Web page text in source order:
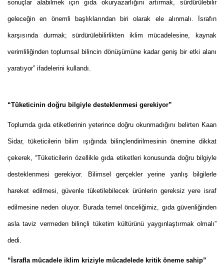
sonuçlar alabilmek için gıda okuryazarlığını artırmak, sürdürülebilir
geleceğin en önemli başlıklarından biri olarak ele alınmalı. İsrafın
karşısında durmak; sürdürülebilirlikten iklim mücadelesine, kaynak
verimliliğinden toplumsal bilincin dönüşümüne kadar geniş bir etki alanı
yaratıyor” ifadelerini kullandı.
“Tüketicinin doğru bilgiyle desteklenmesi gerekiyor”
Toplumda gıda etiketlerinin yeterince doğru okunmadığını belirten Kaan
Sidar, tüketicilerin bilim ışığında bilinçlendirilmesinin önemine dikkat
çekerek, “Tüketicilerin özellikle gıda etiketleri konusunda doğru bilgiyle
desteklenmesi gerekiyor. Bilimsel gerçekler yerine yanlış bilgilerle
hareket edilmesi, güvenle tüketilebilecek ürünlerin gereksiz yere israf
edilmesine neden oluyor. Burada temel önceliğimiz, gıda güvenliğinden
asla taviz vermeden bilinçli tüketim kültürünü yaygınlaştırmak olmalı”
dedi.
“İsrafla mücadele iklim kriziyle mücadelede kritik öneme sahip”